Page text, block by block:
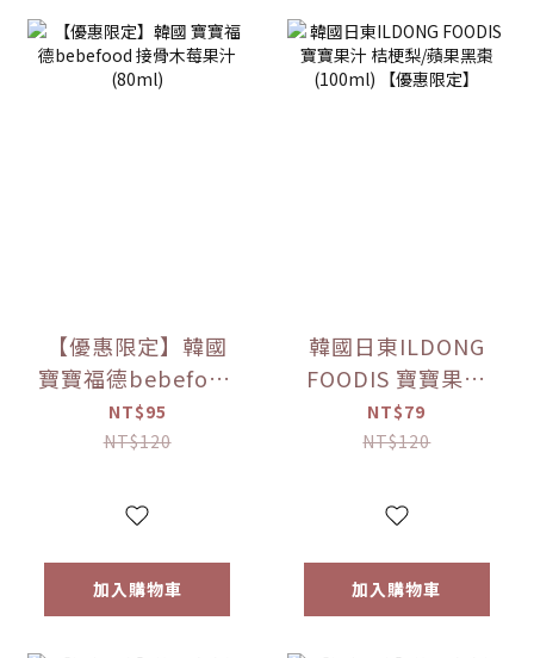
【優惠限定】韓國
寶寶福德bebefood
接骨木莓果汁
(80ml)
NT$95
NT$120
加入購物車
韓國日東ILDONG
FOODIS 寶寶果汁
桔梗梨/蘋果黑棗
(100ml) 【優惠限
NT$79
NT$120
加入購物車